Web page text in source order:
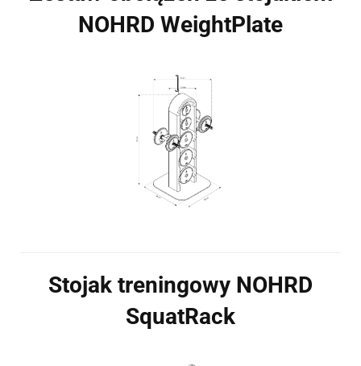
NOHRD WeightPlate
Stojak treningowy NOHRD
SquatRack